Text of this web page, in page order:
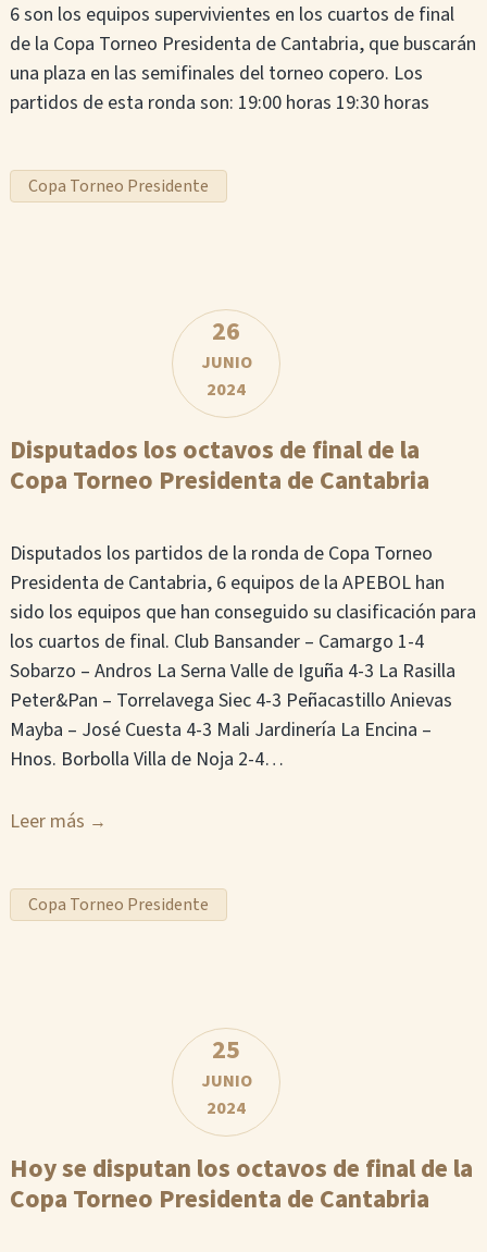
6 son los equipos supervivientes en los cuartos de final
de la Copa Torneo Presidenta de Cantabria, que buscarán
una plaza en las semifinales del torneo copero. Los
partidos de esta ronda son: 19:00 horas 19:30 horas
Copa Torneo Presidente
26
JUNIO
2024
Disputados los octavos de final de la
Copa Torneo Presidenta de Cantabria
Disputados los partidos de la ronda de Copa Torneo
Presidenta de Cantabria, 6 equipos de la APEBOL han
sido los equipos que han conseguido su clasificación para
los cuartos de final. Club Bansander – Camargo 1-4
Sobarzo – Andros La Serna Valle de Iguña 4-3 La Rasilla
Peter&Pan – Torrelavega Siec 4-3 Peñacastillo Anievas
Mayba – José Cuesta 4-3 Mali Jardinería La Encina –
Hnos. Borbolla Villa de Noja 2-4…
Leer más
Copa Torneo Presidente
25
JUNIO
2024
Hoy se disputan los octavos de final de la
Copa Torneo Presidenta de Cantabria